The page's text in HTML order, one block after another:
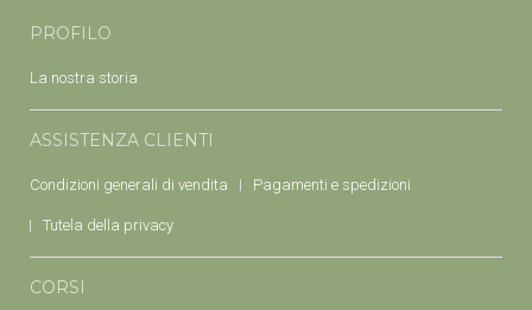
PROFILO
La nostra storia
ASSISTENZA CLIENTI
Condizioni generali di vendita Pagamenti e spedizioni
Tutela della privacy
CORSI